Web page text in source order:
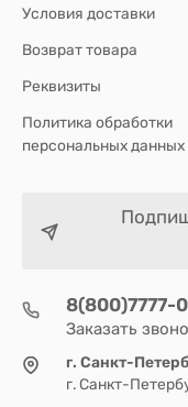
Условия доставки
Возврат товара
Реквизиты
Политика обработки
персональных данных
8(800)7777-
Заказать
г. Санкт-
г. Санкт-